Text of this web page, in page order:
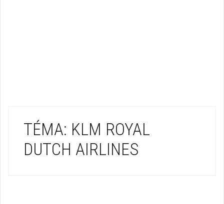
TÉMA: KLM ROYAL
DUTCH AIRLINES